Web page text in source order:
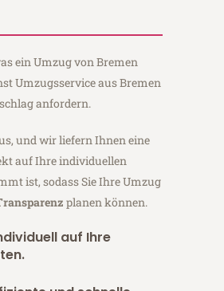
ein Umzug von Bremen
Umzugsservice aus Bremen
anfordern.
und wir liefern Ihnen eine
auf Ihre individuellen
ist, sodass Sie Ihre Umzug
planen können.
auf Ihre